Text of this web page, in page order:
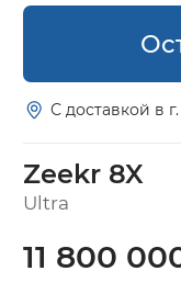
С доставкой в
Zeekr 8X
Ultra
11 800